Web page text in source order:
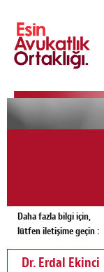
Daha fazla bilgi için,
lütfen iletişime geçin :
Dr. Erdal Ekinci